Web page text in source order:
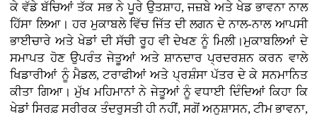
ਕੇ ਵੱਡੇ ਬੱਚਿਆਂ ਤੱਕ ਸਭ ਨੇ ਪੂਰੇ ਉਤਸ਼ਾਹ, ਜਜ਼ਬੇ ਅਤੇ ਖੇਡ ਭਾਵਨਾ ਨਾਲ
ਹਿੱਸਾ ਲਿਆ। ਹਰ ਮੁਕਾਬਲੇ ਵਿੱਚ ਜਿੱਤ ਦੀ ਲਗਨ ਦੇ ਨਾਲ-ਨਾਲ ਆਪਸੀ
ਭਾਈਚਾਰੇ ਅਤੇ ਖੇਡਾਂ ਦੀ ਸੱਚੀ ਰੂਹ ਵੀ ਦੇਖਣ ਨੂੰ ਮਿਲੀ।ਮੁਕਾਬਲਿਆਂ ਦੇ
ਸਮਾਪਤ ਹੋਣ ਉਪਰੰਤ ਜੇਤੂਆਂ ਅਤੇ ਸ਼ਾਨਦਾਰ ਪ੍ਰਦਰਸ਼ਨ ਕਰਨ ਵਾਲੇ
ਖਿਡਾਰੀਆਂ ਨੂੰ ਮੈਡਲ, ਟਰਾਫੀਆਂ ਅਤੇ ਪ੍ਰਸ਼ੰਸਾ ਪੱਤਰ ਦੇ ਕੇ ਸਨਮਾਨਿਤ
ਕੀਤਾ ਗਿਆ। ਮੁੱਖ ਮਹਿਮਾਨਾਂ ਨੇ ਜੇਤੂਆਂ ਨੂੰ ਵਧਾਈ ਦਿੰਦਿਆਂ ਕਿਹਾ ਕਿ
ਖੇਡਾਂ ਸਿਰਫ਼ ਸਰੀਰਕ ਤੰਦਰੁਸਤੀ ਹੀ ਨਹੀਂ, ਸਗੋਂ ਅਨੁਸ਼ਾਸਨ, ਟੀਮ ਭਾਵਨਾ,